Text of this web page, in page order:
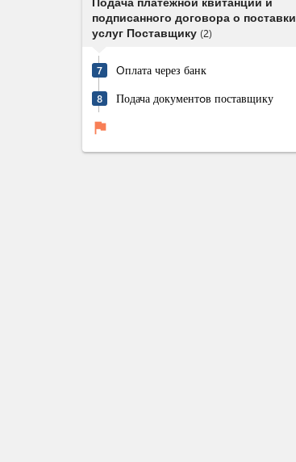
подписанного договора о поставки
услуг Поставщику (2)
7 Oплата через банк
8 Подача документoв поставщику
flag